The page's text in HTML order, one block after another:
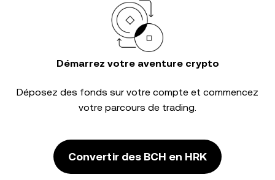
Démarrez votre aventure crypto
Déposez des fonds sur votre compte et commencez
votre parcours de trading.
Convertir des BCH en HRK